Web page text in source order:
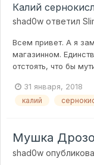
Калий
shad0w ответил
Всем привет. А я
магазинном.
отстоять, что бы
31 января, 2018
калий
Мушка
shad0w